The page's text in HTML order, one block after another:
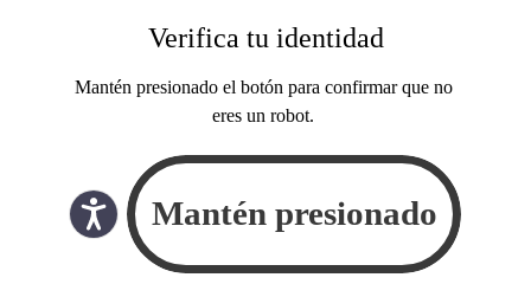
Verifica tu identidad
Mantén presionado el botón para confirmar que no
eres un robot.